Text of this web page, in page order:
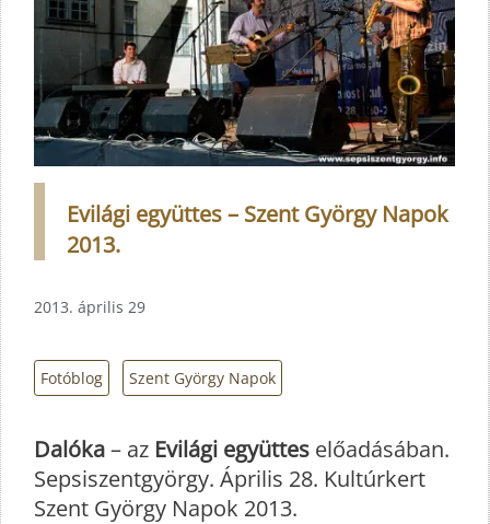
Evilági együttes – Szent György Napok
2013.
2013. április 29
Fotóblog Szent György Napok
Dalóka– az Evilági együttes előadásában.
Sepsiszentgyörgy. Április 28. Kultúrkert
Szent György Napok 2013.